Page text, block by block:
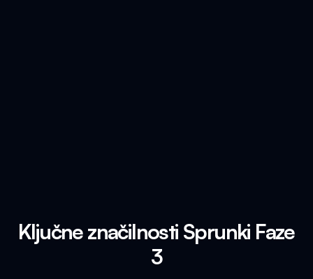
Ključne značilnosti Sprunki Faze
3